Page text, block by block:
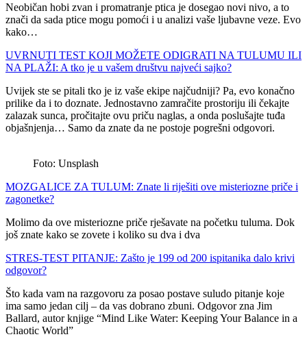
Neobičan hobi zvan i promatranje ptica je dosegao novi nivo, a to
znači da sada ptice mogu pomoći i u analizi vaše ljubavne veze. Evo
kako…
UVRNUTI TEST KOJI MOŽETE ODIGRATI NA TULUMU ILI
NA PLAŽI: A tko je u vašem društvu najveći sajko?
Uvijek ste se pitali tko je iz vaše ekipe najčudniji? Pa, evo konačno
prilike da i to doznate. Jednostavno zamračite prostoriju ili čekajte
zalazak sunca, pročitajte ovu priču naglas, a onda poslušajte tuđa
objašnjenja… Samo da znate da ne postoje pogrešni odgovori.
Foto: Unsplash
MOZGALICE ZA TULUM: Znate li riješiti ove misteriozne priče i
zagonetke?
Molimo da ove misteriozne priče rješavate na početku tuluma. Dok
još znate kako se zovete i koliko su dva i dva
STRES-TEST PITANJE: Zašto je 199 od 200 ispitanika dalo krivi
odgovor?
Što kada vam na razgovoru za posao postave suludo pitanje koje
ima samo jedan cilj – da vas dobrano zbuni. Odgovor zna Jim
Ballard, autor knjige “Mind Like Water: Keeping Your Balance in a
Chaotic World”